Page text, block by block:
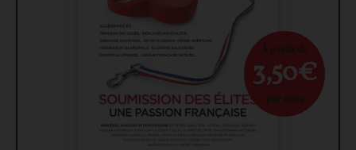
À partir de
3,50€
par mois